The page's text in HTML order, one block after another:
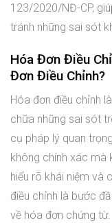
123/2020/NĐ-CP,
tránh những sai sót
Hóa Đơn Điều
Đơn Điều Chỉnh?
Hóa đơn điều chỉnh
chữa những sai sót
cụ pháp lý quan
không chính xác mà
hiểu rõ khái niệm và
điều chỉnh là bước
về hóa đơn chứng từ.